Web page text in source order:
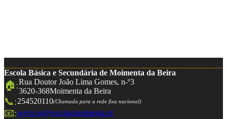
Escola Básica e Secundária de Moimenta da Beira
🏠:Rua Doutor João Lima Gomes, n-º3
3620-368Moimenta da Beira
📞:254520110(Chamada para a rede fixa nacional)
📧:servicos@escolasmoimenta.pt